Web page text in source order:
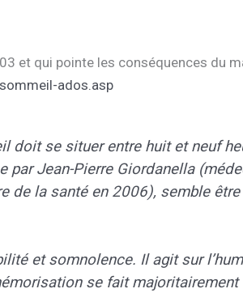
et qui pointe les conséquences du
ados.asp
doit se situer entre huit et neuf
Jean-Pierre Giordanella
la santé en 2006), semble
et somnolence. Il agit sur
se fait